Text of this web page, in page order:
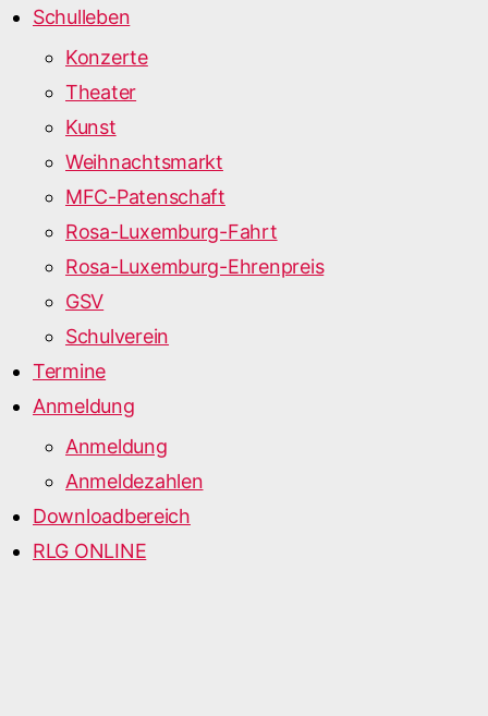
Schulleben
Konzerte
Theater
Kunst
Weihnachtsmarkt
MFC-Patenschaft
Rosa-Luxemburg-Fahrt
Rosa-Luxemburg-Ehrenpreis
GSV
Schulverein
Termine
Anmeldung
Anmeldung
Anmeldezahlen
Downloadbereich
RLG ONLINE